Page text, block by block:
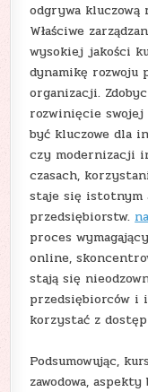
odgrywa kluczową
Właściwe
wysokiej jakości
dynamikę rozwoju
organizacji.
rozwinięcie swojej
być kluczowe dla
czy modernizacji
czasach,
staje się istotnym
przedsiębiorstw.
proces
online,
stają się
przedsiębiorców
korzystać z
Podsumowując,
zawodowa,